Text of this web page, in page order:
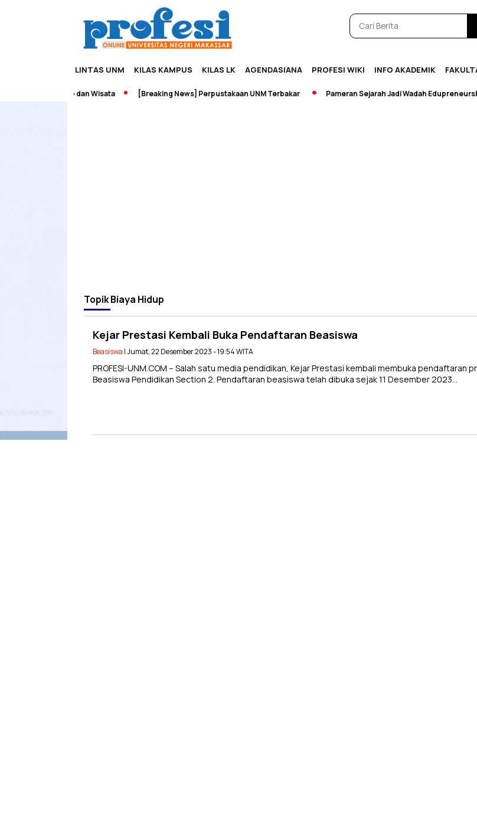
LINTAS UNM KILAS KAMPUS KILAS LK AGENDASIANA PROFESI WIKI INFO AKADEMIK
Edupreneurship dan Wisata [Breaking News] Perpustakaan UNM Terbakar Pameran Sejarah Jadi Wadah Edupreneurship
TopikBiaya Hidup
Kejar Prestasi Kembali Buka Pendaftaran Beasiswa
Beasiswa | Jumat, 22 Desember 2023 - 19:54 WITA
PROFESI-UNM.COM – Salah satu media pendidikan, Kejar Prestasi kembali membuka pendaftaran
Beasiswa Pendidikan Section 2. Pendaftaran beasiswa telah dibuka sejak 11 Desember 2023…